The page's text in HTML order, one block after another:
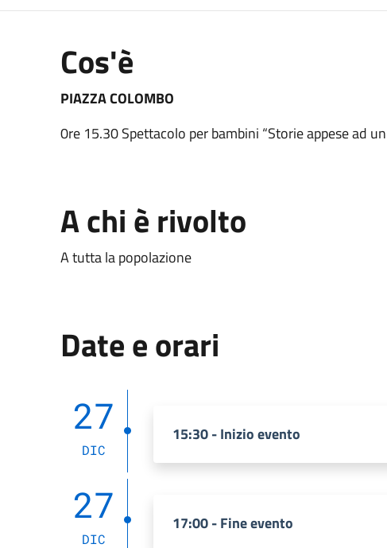
Cos'è
PIAZZA COLOMBO
0re 15.30 Spettacolo per bambini “Storie appese ad
A chi è rivolto
A tutta la popolazione
Date e orari
27
DIC
15:30 - Inizio evento
27
DIC
17:00 - Fine evento